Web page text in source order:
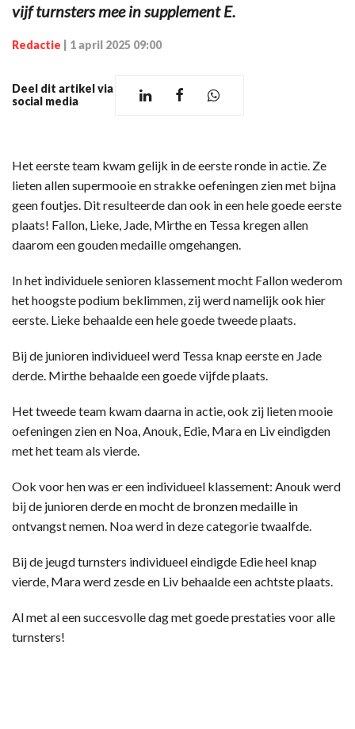
vijf turnsters mee in supplement E.
Redactie 1 april 2025 09:00
Deel dit artikel via
social media
Het eerste team kwam gelijk in de eerste ronde in actie. Ze
lieten allen supermooie en strakke oefeningen zien met bijna
geen foutjes. Dit resulteerde dan ook in een hele goede eerste
plaats! Fallon, Lieke, Jade, Mirthe en Tessa kregen allen
daarom een gouden medaille omgehangen.
In het individuele senioren klassement mocht Fallon wederom
het hoogste podium beklimmen, zij werd namelijk ook hier
eerste. Lieke behaalde een hele goede tweede plaats.
Bij de junioren individueel werd Tessa knap eerste en Jade
derde. Mirthe behaalde een goede vijfde plaats.
Het tweede team kwam daarna in actie, ook zij lieten mooie
oefeningen zien en Noa, Anouk, Edie, Mara en Liv eindigden
met het team als vierde.
Ook voor hen was er een individueel klassement: Anouk werd
bij de junioren derde en mocht de bronzen medaille in
ontvangst nemen. Noa werd in deze categorie twaalfde.
Bij de jeugd turnsters individueel eindigde Edie heel knap
vierde, Mara werd zesde en Liv behaalde een achtste plaats.
Al met al een succesvolle dag met goede prestaties voor alle
turnsters!